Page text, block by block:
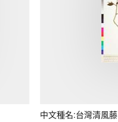
中文種名:台灣清風藤